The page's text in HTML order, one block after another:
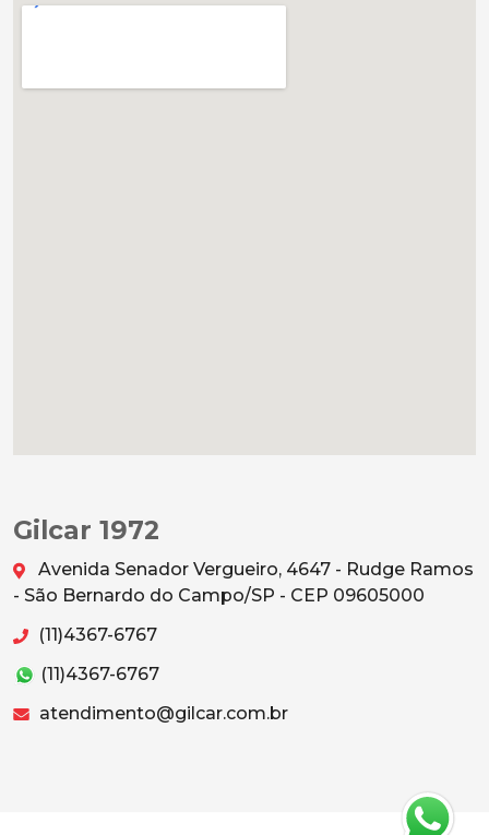
Gilcar 1972
Avenida Senador Vergueiro, 4647 - Rudge Ramos
- São Bernardo do Campo/SP - CEP 09605000
(11)4367-6767
(11)4367-6767
atendimento@gilcar.com.br